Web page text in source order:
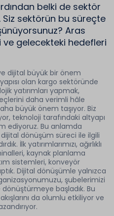
belki de sektör
sektörün bu süreçte
Aras
ve gelecekteki hedefleri
dijital büyük bir önem
olan kargo sektöründe
yatırımları yapmak,
daha verimli hâle
büyük önem taşıyor. Biz
teknoloji tarafındaki altyapı
ediyoruz. Bu anlamda
dönüşüm süreci ile ilgili
İlk yatırımlarımızı, ağırlıklı
kaynak planlama
sistemleri, konveyör
Dijital dönüşümle yalnızca
şubelerimizi
başladık. Bu
da olumlu etkiliyor ve